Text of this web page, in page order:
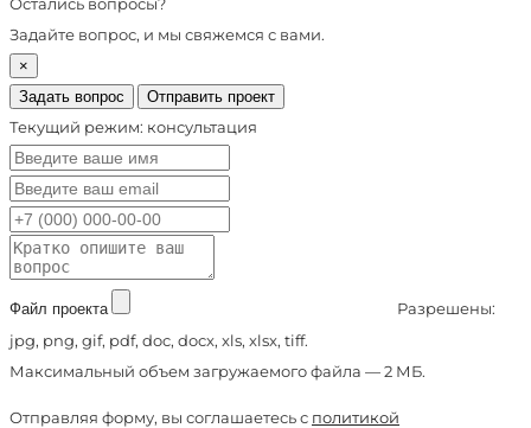
Задайте вопрос, и мы свяжемся с вами.
×
Задать вопрос
Отправить проект
Текущий режим: консультация
Файл проекта
Разрешены:
jpg, png, gif, pdf, doc, docx, xls, xlsx, tiff.
Максимальный объем загружаемого файла — 2 МБ.
Отправляя форму, вы соглашаетесь с политикой